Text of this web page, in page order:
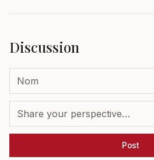
Discussion
Post